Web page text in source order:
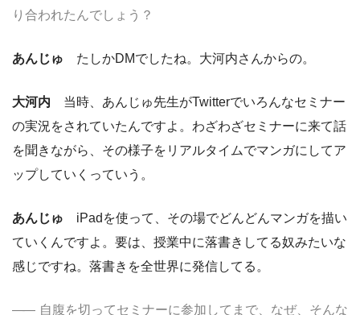
り合われたんでしょう？
あんじゅ たしかDMでしたね。大河内さんからの。
大河内 当時、あんじゅ先生がTwitterでいろんなセミナー
の実況をされていたんですよ。わざわざセミナーに来て話
を聞きながら、その様子をリアルタイムでマンガにしてア
ップしていくっていう。
あんじゅ iPadを使って、その場でどんどんマンガを描い
ていくんですよ。要は、授業中に落書きしてる奴みたいな
感じですね。落書きを全世界に発信してる。
自腹を切ってセミナーに参加してまで、なぜ、そんな